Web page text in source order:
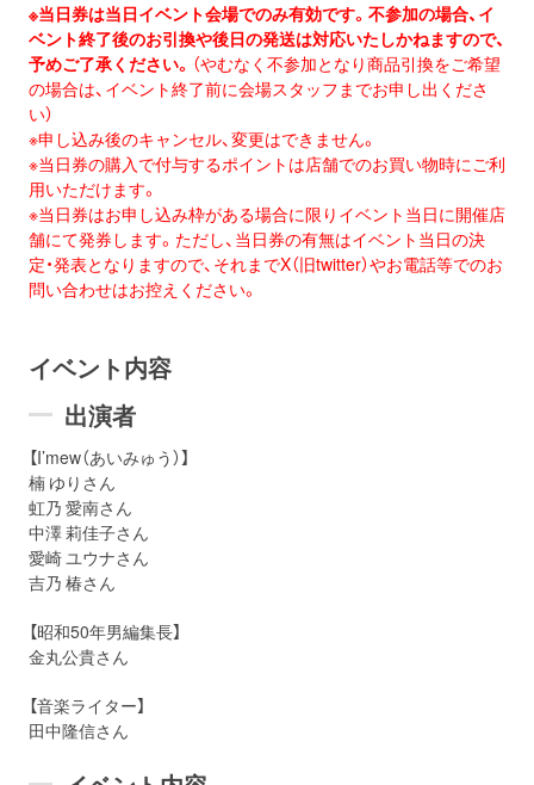
※当日券は当日イベント会場でのみ有効です。不参加の場合、 イ
ベント終了後のお引換や後日の発送は対応いたしかねますので、
予めご了承ください。 （やむなく不参加となり商品引換をご希望
の場合は、 イベント終了前に会場スタッフまでお申し出くださ
い）
※申し込み後のキャンセル、変更はできません。
※当日券の購入で付与するポイントは店舗でのお買い物時にご利
用いただけます。
※当日券はお申し込み枠がある場合に限りイベント 当日に開催店
舗にて発券 します。ただし、 当日券の有無はイベント 当日の決
定・発表となりますので、 それまでX（旧twitter）やお電話等でのお
問い合わせはお控えください。
イベント内容
出演者
【I’mew（あいみゅう）】
楠 ゆりさん
虹乃 愛南さん
中澤 莉佳子さん
愛崎 ユウナさん
吉乃 椿さん
【昭和50年男編集長】
金丸公貴さん
【音楽ライター】
田中隆信さん